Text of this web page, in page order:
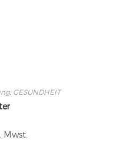
, GESUNDHEIT
Mwst.